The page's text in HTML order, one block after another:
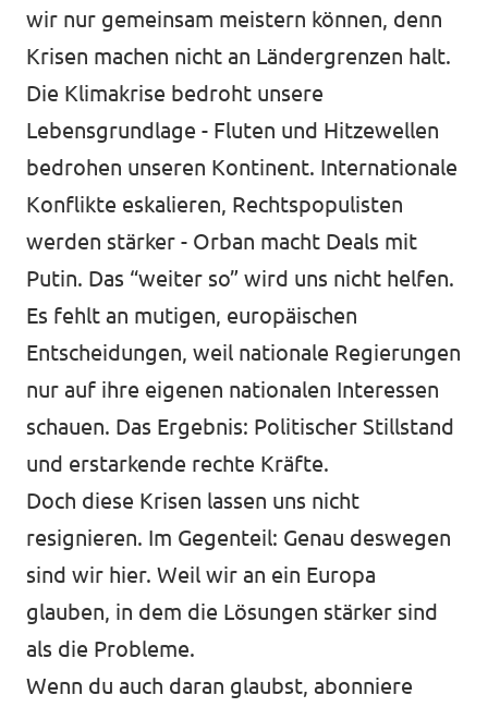
wir nur gemeinsam meistern können, denn
Krisen machen nicht an Ländergrenzen halt.
Die Klimakrise bedroht unsere
Lebensgrundlage - Fluten und Hitzewellen
bedrohen unseren Kontinent. Internationale
Konflikte eskalieren, Rechtspopulisten
werden stärker - Orban macht Deals mit
Putin. Das “weiter so” wird uns nicht helfen.
Es fehlt an mutigen, europäischen
Entscheidungen, weil nationale Regierungen
nur auf ihre eigenen nationalen Interessen
schauen. Das Ergebnis: Politischer Stillstand
und erstarkende rechte Kräfte.
Doch diese Krisen lassen uns nicht
resignieren. Im Gegenteil: Genau deswegen
sind wir hier. Weil wir an ein Europa
glauben, in dem die Lösungen stärker sind
als die Probleme.
Wenn du auch daran glaubst, abonniere